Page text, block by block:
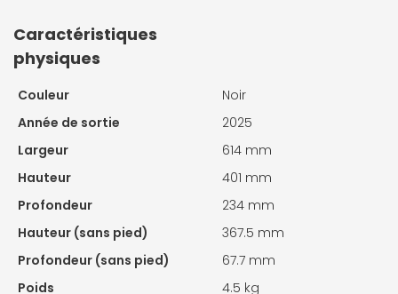
Caractéristiques
physiques
Couleur
Noir
Année de sortie
2025
Largeur
614 mm
Hauteur
401 mm
Profondeur
234 mm
Hauteur (sans pied)
367.5 mm
Profondeur (sans pied)
67.7 mm
Poids
4.5 kg